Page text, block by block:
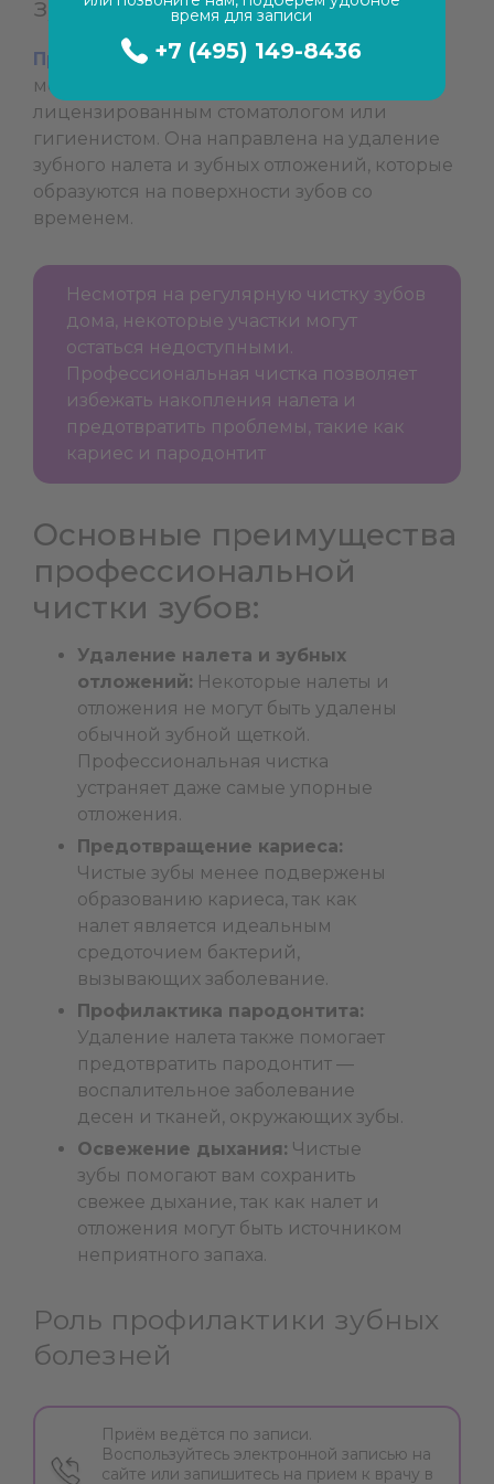
зубов?
Профессиональная чистка зубов
медицинская процедура, выполняемая
лицензированным стоматологом или
гигиенистом. Она направлена на удаление
зубного налета и зубных отложений, которые
образуются на поверхности зубов со
временем.
Несмотря на регулярную чистку зубов
дома, некоторые участки могут
остаться недоступными.
Профессиональная чистка позволяет
избежать накопления налета и
предотвратить проблемы, такие как
кариес и пародонтит
Основные преимущества
профессиональной
чистки зубов:
Удаление налета и зубных
отложений: Некоторые налеты и
отложения не могут быть удалены
обычной зубной щеткой.
Профессиональная чистка
устраняет даже самые упорные
отложения.
Предотвращение кариеса:
Чистые зубы менее подвержены
образованию кариеса, так как
налет является идеальным
средоточием бактерий,
вызывающих заболевание.
Профилактика пародонтита:
Удаление налета также помогает
предотвратить пародонтит —
воспалительное заболевание
десен и тканей, окружающих зубы.
Освежение дыхания: Чистые
зубы помогают вам сохранить
свежее дыхание, так как налет и
отложения могут быть источником
неприятного запаха.
Роль профилактики зубных
болезней
Приём ведётся по записи.
Воспользуйтесь электронной записью на
сайте или запишитесь на прием к врачу в
время для записи
+7 (495) 149-8436